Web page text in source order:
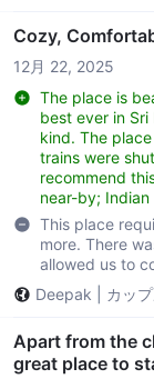
Cozy,
12月 22, 2025
The place is
best ever in
kind. The
trains were
recommend
near-by;
This place
more. There
allowed us to
Deepak
カッ
Apart from the
great place to